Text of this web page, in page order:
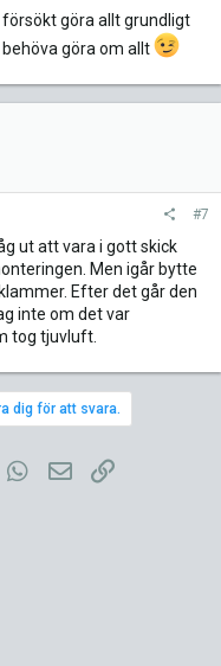
göra allt grundligt
göra om allt
#7
ut att vara i gott skick
Men igår bytte
Efter det går den
inte om det var
tog tjuvluft.
dig för att svara.
WhatsApp
E-postLänk